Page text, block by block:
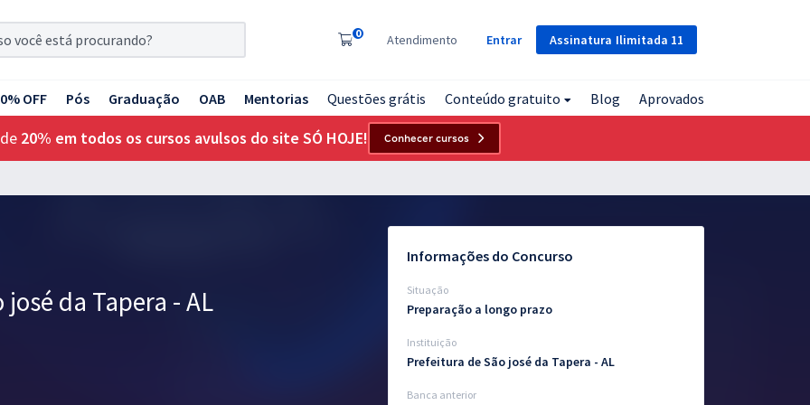
Assinatura Ilimitada 11
0 Atendimento Entrar
OFF Pós Graduação OAB Mentorias Questões grátis Conteúdo gratuito Blog Aprovados
20% em todos os cursos avulsos do site SÓ HOJE! Conhecer cursos
da Tapera - AL
Informações do Concurso
Situação
Preparação a longo prazo
Instituição
Prefeitura de São josé da Tapera - AL
Banca anterior